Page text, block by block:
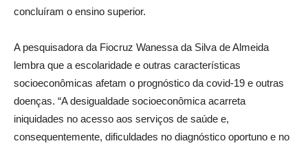
concluíram o ensino superior.
A pesquisadora da Fiocruz Wanessa da Silva de Almeida
lembra que a escolaridade e outras características
socioeconômicas afetam o prognóstico da covid-19 e outras
doenças. “A desigualdade socioeconômica acarreta
iniquidades no acesso aos serviços de saúde e,
consequentemente, dificuldades no diagnóstico oportuno e no